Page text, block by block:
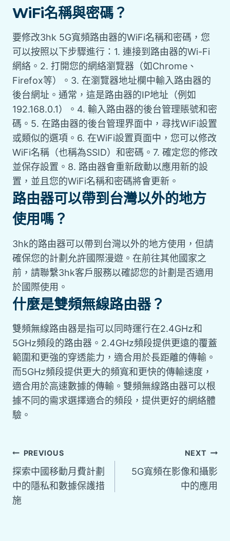
WiFi名稱與密碼？
要修改3hk 5G寬頻路由器的WiFi名稱和密碼，您
可以按照以下步驟進行：1. 連接到路由器的Wi-Fi
網絡。2. 打開您的網絡瀏覽器（如Chrome、
Firefox等）。3. 在瀏覽器地址欄中輸入路由器的
後台網址。通常，這是路由器的IP地址（例如
192.168.0.1）。4. 輸入路由器的後台管理賬號和密
碼。5. 在路由器的後台管理界面中，尋找WiFi設置
或類似的選項。6. 在WiFi設置頁面中，您可以修改
WiFi名稱（也稱為SSID）和密碼。7. 確定您的修改
並保存設置。8. 路由器會重新啟動以應用新的設
置，並且您的WiFi名稱和密碼將會更新。
路由器可以帶到台灣以外的地方
使用嗎？
3hk的路由器可以帶到台灣以外的地方使用，但請
確保您的計劃允許國際漫遊。在前往其他國家之
前，請聯繫3hk客戶服務以確認您的計劃是否適用
於國際使用。
什麼是雙頻無線路由器？
雙頻無線路由器是指可以同時運行在2.4GHz和
5GHz頻段的路由器。2.4GHz頻段提供更遠的覆蓋
範圍和更強的穿透能力，適合用於長距離的傳輸。
而5GHz頻段提供更大的頻寬和更快的傳輸速度，
適合用於高速數據的傳輸。雙頻無線路由器可以根
據不同的需求選擇適合的頻段，提供更好的網絡體
驗。
PREVIOUS
探索中國移動月費計劃
中的隱私和數據保護措
施
NEXT
5G寬頻在影像和攝影
中的應用